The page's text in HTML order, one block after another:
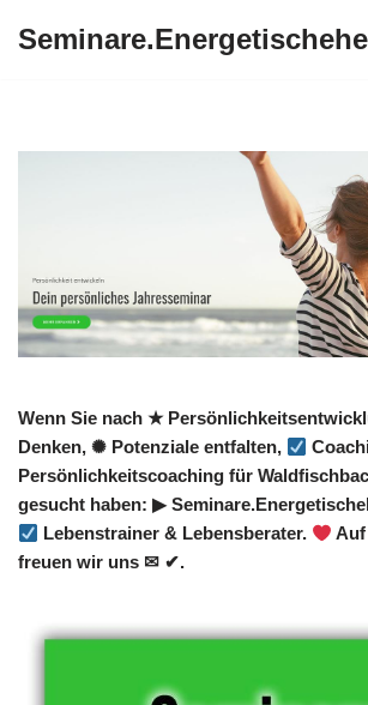
Wenn Sie nach ★
Denken, ✺ Potenziale entfalten,
Persönlichkeitscoaching für
gesucht haben: ▶︎
Lebenstrainer & Lebensberater.
Auf
freuen wir uns ✉ ✔.